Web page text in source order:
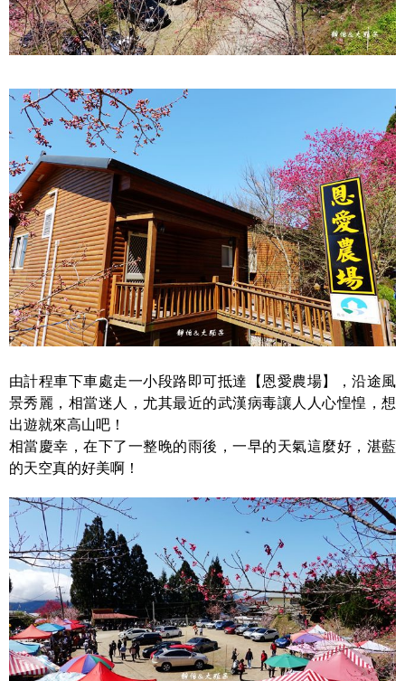
由計程車下車處走一小段路即可抵達【恩愛農場】，沿途風
景秀麗，相當迷人，尤其最近的武漢病毒讓人人心惶惶，想
出遊就來高山吧！
相當慶幸，在下了一整晚的雨後，一早的天氣這麼好，湛藍
的天空真的好美啊！